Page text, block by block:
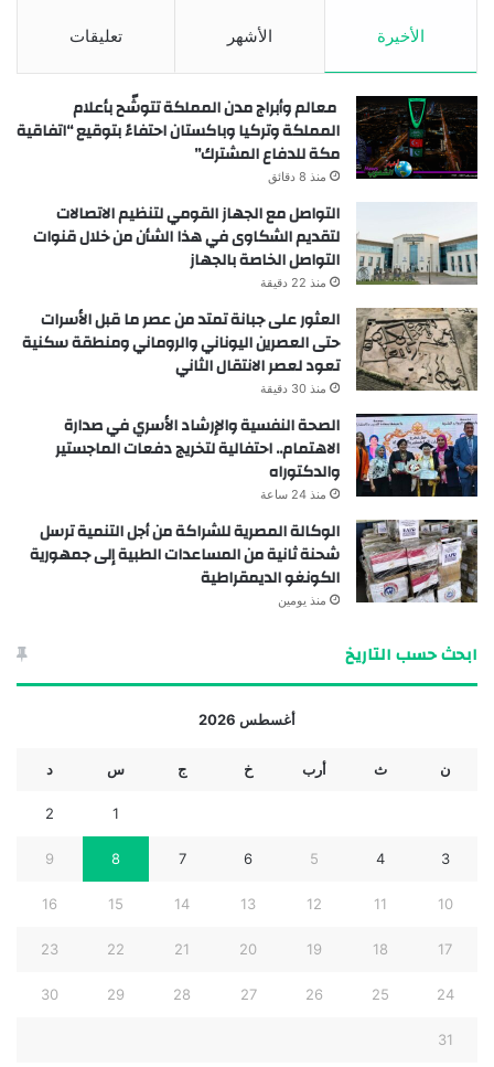
الأخيرة الأشهر تعليقات
معالم وأبراج مدن المملكة تتوشّح بأعلام
المملكة وتركيا وباكستان احتفاءً بتوقيع “اتفاقية
مكة للدفاع المشترك”
منذ 8 دقائق
التواصل مع الجهاز القومي لتنظيم الاتصالات
لتقديم الشكاوى في هذا الشأن من خلال قنوات
التواصل الخاصة بالجهاز
منذ 22 دقيقة
العثور على جبانة تمتد من عصر ما قبل الأسرات
حتى العصرين اليوناني والروماني ومنطقة سكنية
تعود لعصر الانتقال الثاني
منذ 30 دقيقة
الصحة النفسية والإرشاد الأسري في صدارة
الاهتمام.. احتفالية لتخريج دفعات الماجستير
والدكتوراه
منذ 24 ساعة
الوكالة المصرية للشراكة من أجل التنمية ترسل
شحنة ثانية من المساعدات الطبية إلى جمهورية
الكونغو الديمقراطية
منذ يومين
ابحث حسب التاريخ
أغسطس 2026
ن ث أرب خ ج س د
1
2
3
4
5
6
7
8
9
10
11
12
13
14
15
16
17
18
19
20
21
22
23
24
25
26
27
28
29
30
31